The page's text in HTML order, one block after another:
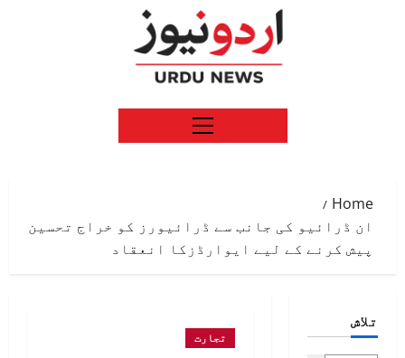
Primary
Home
ان ڈرائیو کی جانب سے ڈرائیورز کو خراج تحسین
پیش کرنے کے لیے ایوارڈزکا انعقاد
تجارت
تلاش